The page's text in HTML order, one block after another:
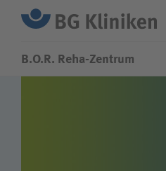
B.O.R. Reha-Zentrum